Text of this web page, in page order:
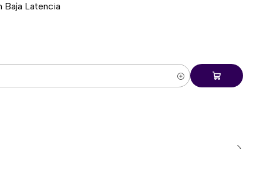
profesionales
se adapta perfectamente a:
, ampliando aún más su
Baja Latencia